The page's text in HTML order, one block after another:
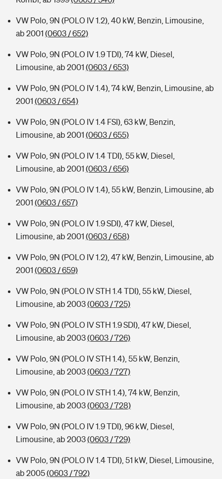
VW Polo, 9N (POLO IV 1.2), 40 kW, Benzin, Limousine,
ab 2001 (0603 / 652)
VW Polo, 9N (POLO IV 1.9 TDI), 74 kW, Diesel,
Limousine, ab 2001 (0603 / 653)
VW Polo, 9N (POLO IV 1.4), 74 kW, Benzin, Limousine, ab
2001 (0603 / 654)
VW Polo, 9N (POLO IV 1.4 FSI), 63 kW, Benzin,
Limousine, ab 2001 (0603 / 655)
VW Polo, 9N (POLO IV 1.4 TDI), 55 kW, Diesel,
Limousine, ab 2001 (0603 / 656)
VW Polo, 9N (POLO IV 1.4), 55 kW, Benzin, Limousine, ab
2001 (0603 / 657)
VW Polo, 9N (POLO IV 1.9 SDI), 47 kW, Diesel,
Limousine, ab 2001 (0603 / 658)
VW Polo, 9N (POLO IV 1.2), 47 kW, Benzin, Limousine, ab
2001 (0603 / 659)
VW Polo, 9N (POLO IV STH 1.4 TDI), 55 kW, Diesel,
Limousine, ab 2003(0603 / 725)
VW Polo, 9N (POLO IV STH 1.9 SDI), 47 kW, Diesel,
Limousine, ab 2003(0603 / 726)
VW Polo, 9N (POLO IV STH 1.4), 55 kW, Benzin,
Limousine, ab 2003(0603 / 727)
VW Polo, 9N (POLO IV STH 1.4), 74 kW, Benzin,
Limousine, ab 2003(0603 / 728)
VW Polo, 9N (POLO IV 1.9 TDI), 96 kW, Diesel,
Limousine, ab 2003(0603 / 729)
VW Polo, 9N (POLO IV 1.4 TDI), 51 kW, Diesel, Limousine,
ab 2005(0603 / 792)